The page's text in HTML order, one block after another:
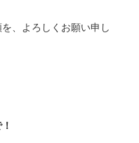
、よろしくお願い申し